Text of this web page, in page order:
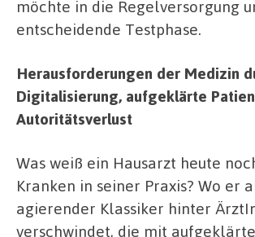
möchte in die Regelversorgung
entscheidende Testphase.
Herausforderungen der Medizin
Digitalisierung, aufgeklärte
Autoritätsverlust
Was weiß ein Hausarzt heute
Kranken in seiner Praxis? Wo er
agierender Klassiker hinter
verschwindet, die mit